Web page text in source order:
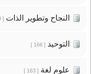
النجاح وتطوير الذات[ 169 ]
التوحيد[ 166 ]
علوم لغة[ 163 ]